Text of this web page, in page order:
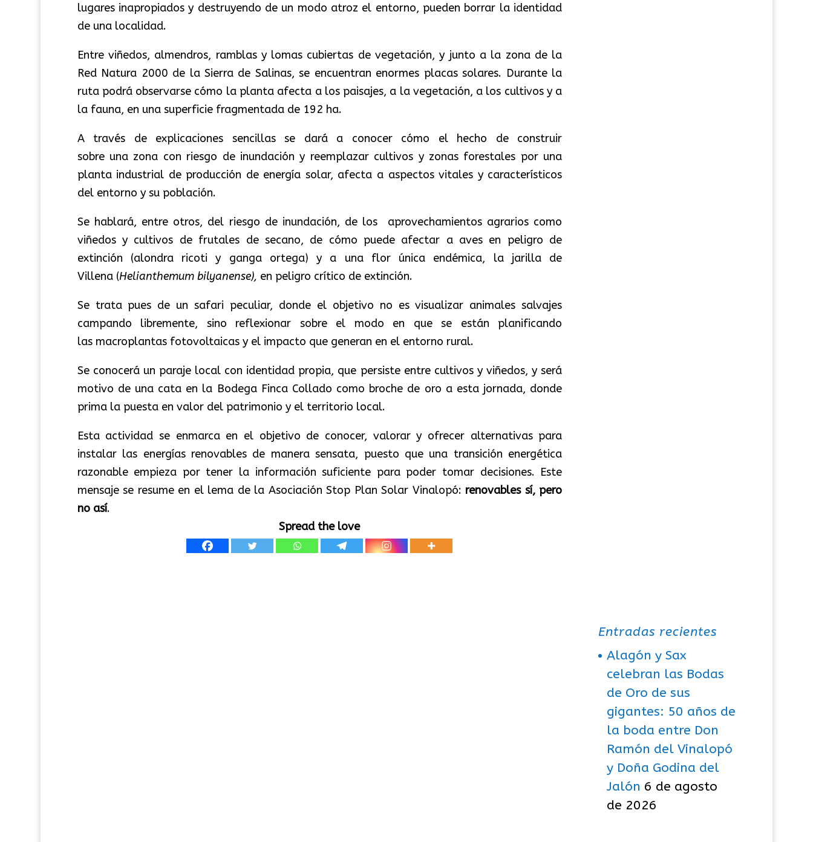
lugares inapropiados y destruyendo de un modo atroz el entorno, pueden borrar la identidad
de una localidad.
Entre viñedos, almendros, ramblas y lomas cubiertas de vegetación, y junto a la zona de la
Red Natura 2000 de la Sierra de Salinas, se encuentran enormes placas solares. Durante la
ruta podrá observarse cómo la planta afecta a los paisajes, a la vegetación, a los cultivos y a
la fauna, en una superficie fragmentada de 192 ha.
A través de explicaciones sencillas se dará a conocer cómo el hecho de construir
sobre una zona con riesgo de inundación y reemplazar cultivos y zonas forestales por una
planta industrial de producción de energía solar, afecta a aspectos vitales y característicos
del entorno y su población.
Se hablará, entre otros, del riesgo de inundación, de los aprovechamientos agrarios como
viñedos y cultivos de frutales de secano, de cómo puede afectar a aves en peligro de
extinción (alondra ricoti y ganga ortega) y a una flor única endémica, la jarilla de
Villena (Helianthemum bilyanense), en peligro crítico de extinción.
Se trata pues de un safari peculiar, donde el objetivo no es visualizar animales salvajes
campando libremente, sino reflexionar sobre el modo en que se están planificando
las macroplantas fotovoltaicas y el impacto que generan en el entorno rural.
Se conocerá un paraje local con identidad propia, que persiste entre cultivos y viñedos, y será
motivo de una cata en la Bodega Finca Collado como broche de oro a esta jornada, donde
prima la puesta en valor del patrimonio y el territorio local.
Esta actividad se enmarca en el objetivo de conocer, valorar y ofrecer alternativas para
instalar las energías renovables de manera sensata, puesto que una transición energética
razonable empieza por tener la información suficiente para poder tomar decisiones. Este
mensaje se resume en el lema de la Asociación Stop Plan Solar Vinalopó: renovables sí, pero
no así.
Spread the love
Entradas recientes
Alagón y Sax
celebran las Bodas
de Oro de sus
gigantes: 50 años de
la boda entre Don
Ramón del Vinalopó
y Doña Godina del
Jalón 6 de agosto
de 2026